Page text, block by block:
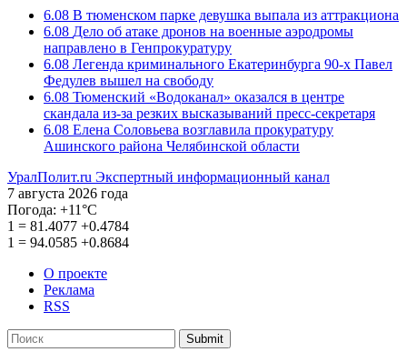
6.08 В тюменском парке девушка выпала из аттракциона
6.08 Дело об атаке дронов на военные аэродромы
направлено в Генпрокуратуру
6.08 Легенда криминального Екатеринбурга 90-х Павел
Федулев вышел на свободу
6.08 Тюменский «Водоканал» оказался в центре
скандала из-за резких высказываний пресс-секретаря
6.08 Елена Соловьева возглавила прокуратуру
Ашинского района Челябинской области
УралПолит.ru Экспертный информационный канал
7 августа 2026 года
Погода: +11°С
1 = 81.4077 +0.4784
1 = 94.0585 +0.8684
О проекте
Реклама
RSS
Submit